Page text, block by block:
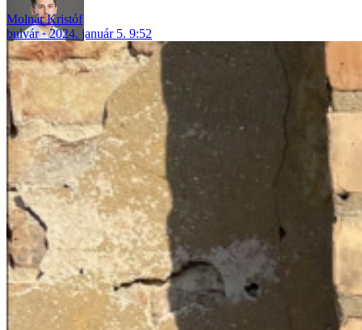
Molnár Kristóf
bulvár
2024. január 5. 9:52